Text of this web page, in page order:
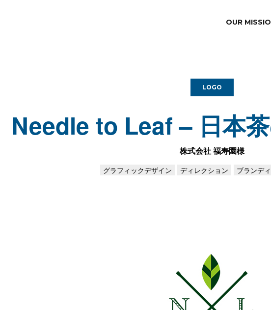
OUR
LOGO
Needle to Leaf – 日本
株式会社 福寿園様
グラフィックデザイン ディレクション ブランデ